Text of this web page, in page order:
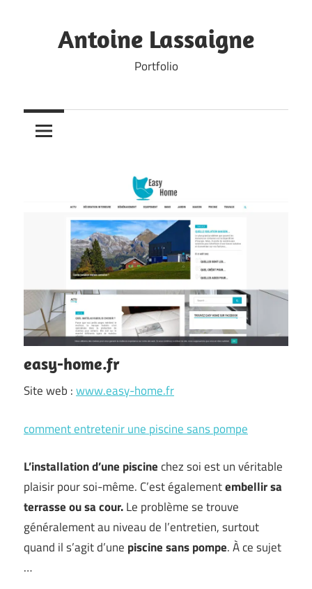
contentAntoine Lassaigne
Portfolio
easy-home.fr
Site web :www.easy-home.fr
comment entretenir une piscine sans pompe
L’installation d’une piscinechez soi est un véritable
plaisir pour soi-même. C’est égalementembellir sa
terrasse ou sa cour.Le problème se trouve
généralement au niveau de l’entretien, surtout
quand il s’agit d’une piscine sans pompe. À ce sujet
…